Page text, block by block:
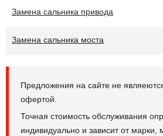
Замена сальника привода
Замена сальника моста
Предложения на сайте не
офертой.
Точная стоимость обслуживания
индивидуально и зависит от марки,